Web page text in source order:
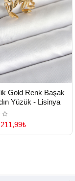
Yeni Ürün
Gold Renk Başak
Yüzük - Lisinya
211,99₺